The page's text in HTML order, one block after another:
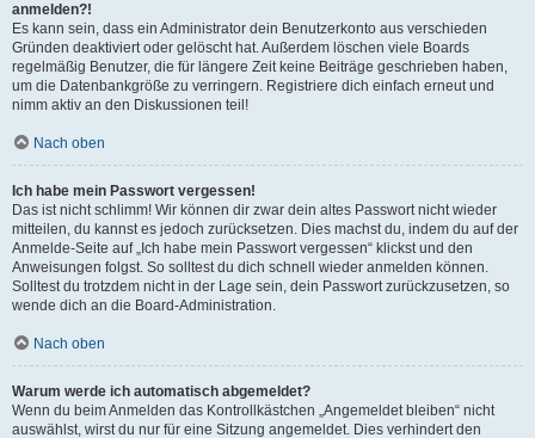
anmelden?!
Es kann sein, dass ein Administrator dein Benutzerkonto aus verschieden
Gründen deaktiviert oder gelöscht hat. Außerdem löschen viele Boards
regelmäßig Benutzer, die für längere Zeit keine Beiträge geschrieben haben,
um die Datenbankgröße zu verringern. Registriere dich einfach erneut und
nimm aktiv an den Diskussionen teil!
Nach oben
Ich habe mein Passwort vergessen!
Das ist nicht schlimm! Wir können dir zwar dein altes Passwort nicht wieder
mitteilen, du kannst es jedoch zurücksetzen. Dies machst du, indem du auf der
Anmelde-Seite auf „Ich habe mein Passwort vergessen“ klickst und den
Anweisungen folgst. So solltest du dich schnell wieder anmelden können.
Solltest du trotzdem nicht in der Lage sein, dein Passwort zurückzusetzen, so
wende dich an die Board-Administration.
Nach oben
Warum werde ich automatisch abgemeldet?
Wenn du beim Anmelden das Kontrollkästchen „Angemeldet bleiben“ nicht
auswählst, wirst du nur für eine Sitzung angemeldet. Dies verhindert den